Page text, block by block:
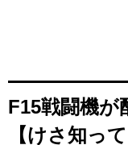
F15戦闘機が
【けさ知っ